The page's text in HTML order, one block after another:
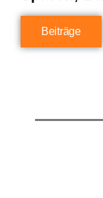
Beiträge